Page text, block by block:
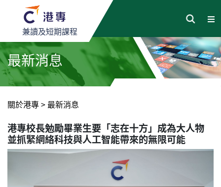
兼讀及短期課程
最新消息
關於港專> 最新消息
港專校長勉勵畢業生要「志在十方」成為大人物
並抓緊網絡科技與人工智能帶來的無限可能